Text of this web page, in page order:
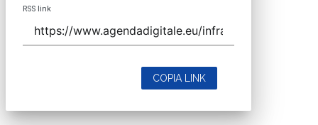
RSS link
COPIA LINK